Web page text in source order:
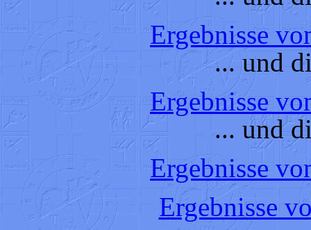
Ergebnisse
... und
Ergebnisse
... und
Ergebnisse
Ergebnisse